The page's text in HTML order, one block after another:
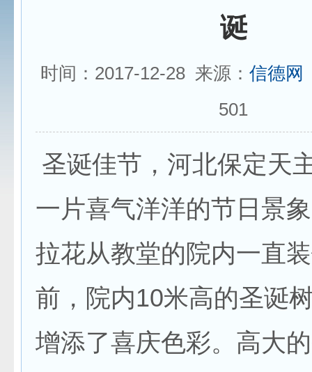
诞
时间：2017-12-28 来源： 信德网
501
圣诞佳节，河北保定天
一片喜气洋洋的节日景
拉花从教堂的院内一直
前，院内10米高的圣诞
增添了喜庆色彩。高大